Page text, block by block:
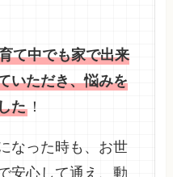
て中でも家で出来
いただき、悩みを
た ！
なった時も、お世
安心して通え、動